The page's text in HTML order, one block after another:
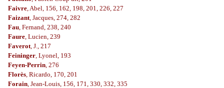
Faivre, Abel, 156, 162, 198, 201, 226, 227
Faizant, Jacques, 274, 282
Fau, Fernand, 238, 240
Faure, Lucien, 239
Faverot, J., 217
Feininger, Lyonel, 193
Feyen-Perrin, 276
Florès, Ricardo, 170, 201
Forain, Jean-Louis, 156, 171, 330, 332, 335